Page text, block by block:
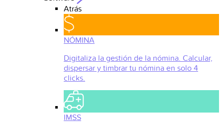
Atrás
NÓMINA
Digitaliza la gestión de la nómina. Calcular,
dispersar y timbrar tu nómina en solo 4
clicks.
IMSS